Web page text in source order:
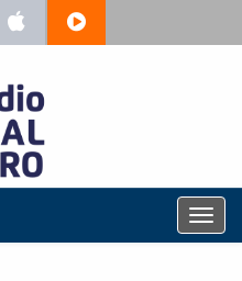
T
o